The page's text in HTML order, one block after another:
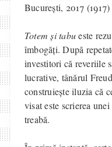
București, 2017 (1917)
Totem și tabueste
îmbogăți. După
investitori că reveriile
lucrative, tânărul
construiește iluzia că
visat este scrierea
treabă.